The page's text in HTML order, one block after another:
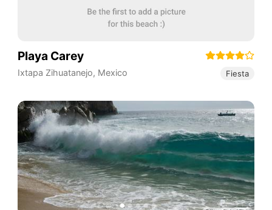
Playa Carey
Ixtapa Zihuatanejo, Mexico Fiesta